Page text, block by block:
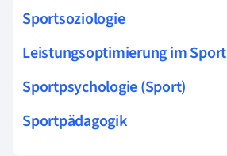
Sportsoziologie
Leistungsoptimierung im Sport
Sportpsychologie (Sport)
Sportpädagogik